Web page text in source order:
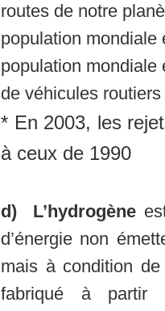
routes de notre
population mondiale
population mondiale
de véhicules routiers
* En 2003, les
à ceux de 1990
d) L’hydrogène
d’énergie non
mais à condition
fabriqué à partir